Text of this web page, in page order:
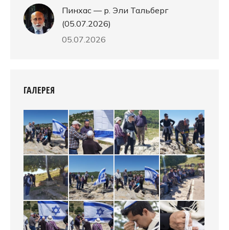
Пинхас — р. Эли Тальберг
(05.07.2026)
05.07.2026
ГАЛЕРЕЯ